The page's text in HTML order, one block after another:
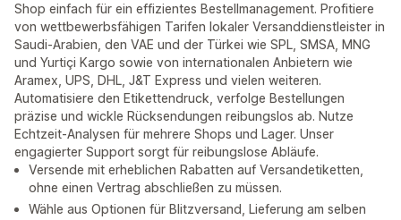
Shop einfach für ein effizientes Bestellmanagement. Profitiere
von wettbewerbsfähigen Tarifen lokaler Versanddienstleister in
Saudi-Arabien, den VAE und der Türkei wie SPL, SMSA, MNG
und Yurtiçi Kargo sowie von internationalen Anbietern wie
Aramex, UPS, DHL, J&T Express und vielen weiteren.
Automatisiere den Etikettendruck, verfolge Bestellungen
präzise und wickle Rücksendungen reibungslos ab. Nutze
Echtzeit-Analysen für mehrere Shops und Lager. Unser
engagierter Support sorgt für reibungslose Abläufe.
Versende mit erheblichen Rabatten auf Versandetiketten,
ohne einen Vertrag abschließen zu müssen.
Wähle aus Optionen für Blitzversand, Lieferung am selben